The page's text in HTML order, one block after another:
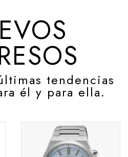
tendencias
él y para ella.